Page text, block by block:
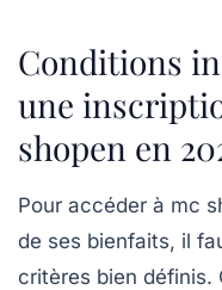
Conditions
une
shopen en
Pour accéder à mc
de ses bienfaits, il
critères bien définis.